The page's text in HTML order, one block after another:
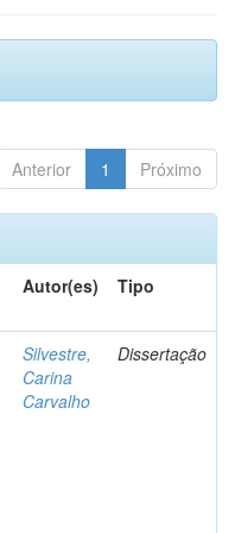
Anterior 1 Próximo
Autor(es) Tipo
Silvestre,
Carina
Carvalho
Dissertação